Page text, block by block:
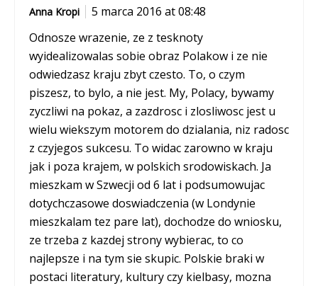
Anna Kropi
5 marca 2016 at 08:48
Odnosze wrazenie, ze z tesknoty
wyidealizowalas sobie obraz Polakow i ze nie
odwiedzasz kraju zbyt czesto. To, o czym
piszesz, to bylo, a nie jest. My, Polacy, bywamy
zyczliwi na pokaz, a zazdrosc i zlosliwosc jest u
wielu wiekszym motorem do dzialania, niz radosc
z czyjegos sukcesu. To widac zarowno w kraju
jak i poza krajem, w polskich srodowiskach. Ja
mieszkam w Szwecji od 6 lat i podsumowujac
dotychczasowe doswiadczenia (w Londynie
mieszkalam tez pare lat), dochodze do wniosku,
ze trzeba z kazdej strony wybierac, to co
najlepsze i na tym sie skupic. Polskie braki w
postaci literatury, kultury czy kielbasy, mozna